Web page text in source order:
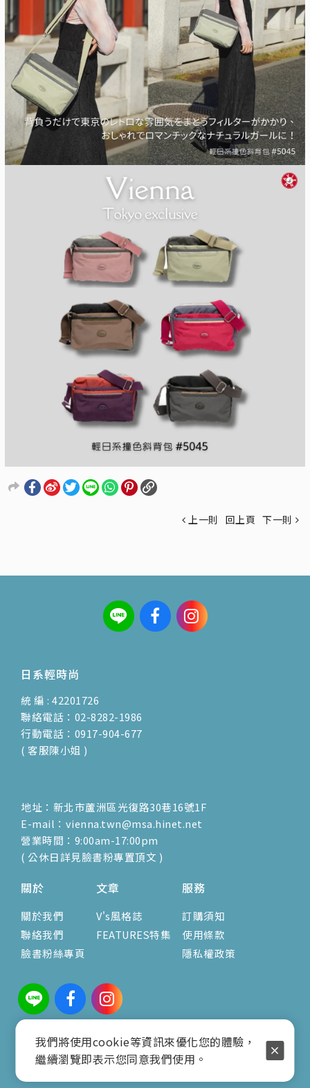
上一則 回上頁 下一則
日系輕時尚
統 編 : 42201726
聯絡電話：02-8282-1986
行動電話：0917-904-677
( 客服陳小姐 )
地址：新北市蘆洲區光復路30巷16號1F
E-mail：vienna.twn@msa.hinet.net
營業時間：9:00am-17:00pm
( 公休日詳見臉書粉專置頂文 )
關於
關於我們
聯絡我們
臉書粉絲專頁
文章
V's風格誌
FEATURES特集
服務
訂購須知
使用條款
隱私權政策
COPYRIGHT © 2025 VIENNABAG.COM.TW ALL
我們將使用cookie等資訊來優化您的體驗，
繼續瀏覽即表示您同意我們使用。